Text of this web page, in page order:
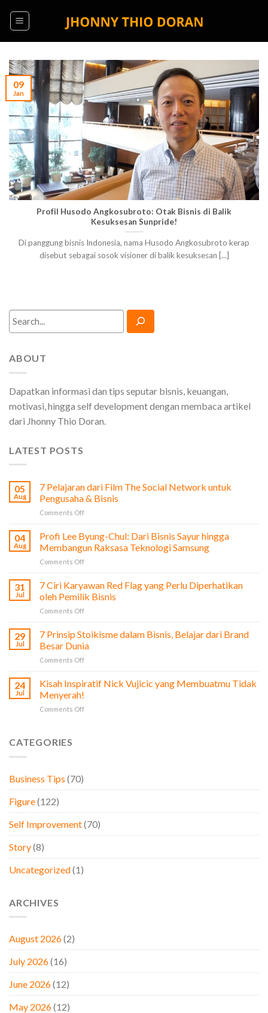
Profil Husodo Angkosubroto: Otak Bisnis di Balik
Kesuksesan Sunpride!
Di panggung bisnis Indonesia, nama Husodo Angkosubroto kerap
disebut sebagai sosok visioner di balik kesuksesan [...]
09
Jan
Search
ABOUT
Dapatkan informasi dan tips seputar bisnis, keuangan,
motivasi, hingga self development dengan membaca artikel
dari Jhonny Thio Doran.
LATEST POSTS
05
Aug
7 Pelajaran dari Film The Social Network untuk
Pengusaha & Bisnis
Comments Offon
Pelajaran
dari
Film
The
Network
untuk
04
Aug
Profi Lee Byung-Chul: Dari Bisnis Sayur hingga
Membangun Raksasa Teknologi Samsung
Comments Offon
Chul:
Dari
Sayur
Samsung
31
Jul
7 Ciri Karyawan Red Flag yang Perlu Diperhatikan
oleh Pemilik Bisnis
Comments Offon
Ciri
Red
Flag
Perlu
29
Jul
7 Prinsip Stoikisme dalam Bisnis, Belajar dari Brand
Besar Dunia
Comments Offon
Prinsip
Bisnis,
24
Jul
Kisah Inspiratif Nick Vujicic yang Membuatmu Tidak
Menyerah!
Comments Offon
CATEGORIES
Business Tips (70)
Figure(122)
Self Improvement(70)
Story(8)
Uncategorized(1)
ARCHIVES
August 2026(2)
July 2026(16)
June 2026(12)
May 2026(12)